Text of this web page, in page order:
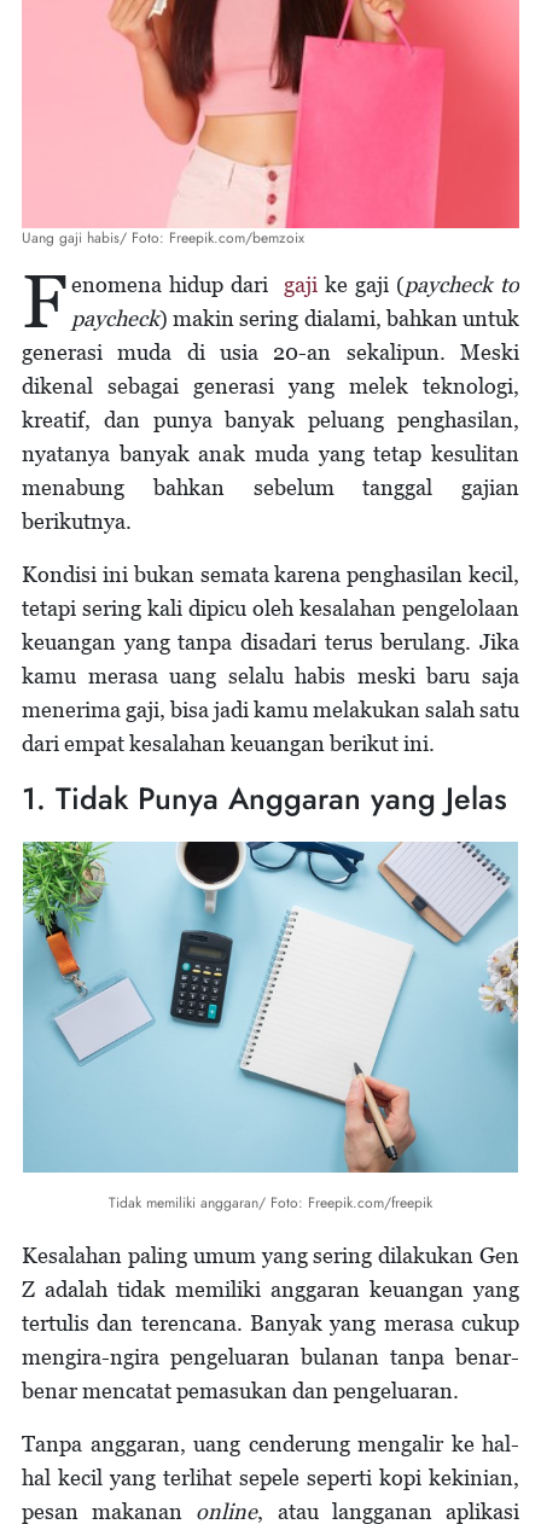
Uang gaji habis/ Foto: Freepik.com/bemzoix
Fenomena hidup dari gaji ke gaji (paycheck to
paycheck) makin sering dialami, bahkan untuk
generasi muda di usia 20-an sekalipun. Meski
dikenal sebagai generasi yang melek teknologi,
kreatif, dan punya banyak peluang penghasilan,
nyatanya banyak anak muda yang tetap kesulitan
menabung bahkan sebelum tanggal gajian
berikutnya.
Kondisi ini bukan semata karena penghasilan kecil,
tetapi sering kali dipicu oleh kesalahan pengelolaan
keuangan yang tanpa disadari terus berulang. Jika
kamu merasa uang selalu habis meski baru saja
menerima gaji, bisa jadi kamu melakukan salah satu
dari empat kesalahan keuangan berikut ini.
1. Tidak Punya Anggaran yang Jelas
Tidak memiliki anggaran/ Foto: Freepik.com/freepik
Kesalahan paling umum yang sering dilakukan Gen
Z adalah tidak memiliki anggaran keuangan yang
tertulis dan terencana. Banyak yang merasa cukup
mengira-ngira pengeluaran bulanan tanpa benar-
benar mencatat pemasukan dan pengeluaran.
Tanpa anggaran, uang cenderung mengalir ke hal-
hal kecil yang terlihat sepele seperti kopi kekinian,
pesan makanan online, atau langganan aplikasi